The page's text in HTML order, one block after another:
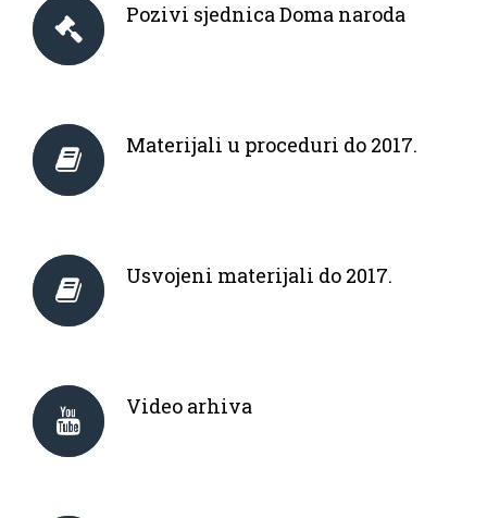
Pozivi sjednica Doma naroda
Materijali u proceduri do 2017.
Usvojeni materijali do 2017.
Video arhiva